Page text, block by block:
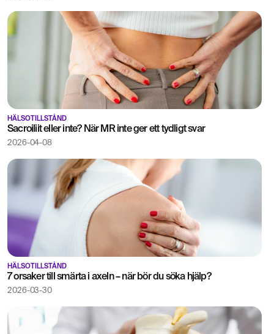
HÄLSOTILLSTÅND
Sacroiliit eller inte? När MR inte ger ett tydligt svar
2026-04-08
HÄLSOTILLSTÅND
7 orsaker till smärta i axeln – när bör du söka hjälp?
2026-03-30